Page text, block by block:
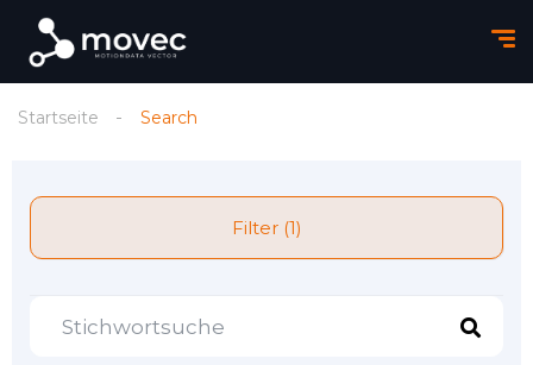
Startseite Search
Filter (1)